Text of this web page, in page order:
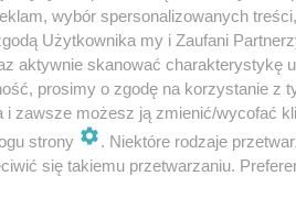
zasadzie na każdy
czasami całkowicie
się z wystąpieniem
w Polsce uzależnionych od
osób. Już ta liczba może
wybór spersonalizowanych
Użytkownika my i Zaufani
aktywnie skanować charakterystykę
prosimy o zgodę na korzystanie z
i zawsze możesz ją zmienić/wycofać
strony
. Niektóre rodzaje
się takiemu przetwarzaniu.